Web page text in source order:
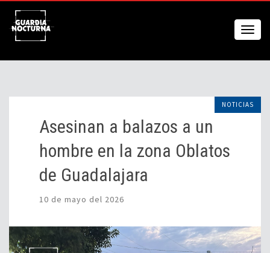
NOTICIAS
Asesinan a balazos a un
hombre en la zona Oblatos
de Guadalajara
10 de mayo del 2026